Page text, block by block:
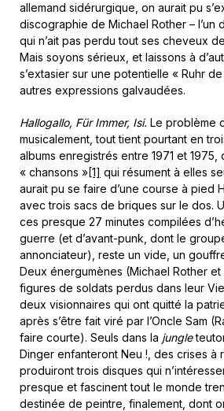
allemand sidérurgique, on aurait pu
discographie de Michael Rother – l’un
qui n’ait pas perdu tout ses cheveux
Mais soyons sérieux, et laissons à
s’extasier sur une potentielle « Ruhr
autres expressions galvaudées.
Hallogallo, Für Immer, Isi. Le problème
musicalement, tout tient pourtant en
albums enregistrés entre 1971 et 1975,
« chansons »[1] qui résument à elles
aurait pu se faire d’une course à pied
avec trois sacs de briques sur le dos.
ces presque 27 minutes compilées
guerre (et d’avant-punk, dont le
annonciateur), reste un vide, un
Deux énergumènes (Michael Rother et
figures de soldats perdus dans leur
deux visionnaires qui ont quitté la
après s’être fait viré par l’Oncle Sam
faire courte). Seuls dans la jungle
Dinger enfanteront Neu !, des crises à
produiront trois disques qui
presque et fascinent tout le monde
destinée de peintre, finalement, dont